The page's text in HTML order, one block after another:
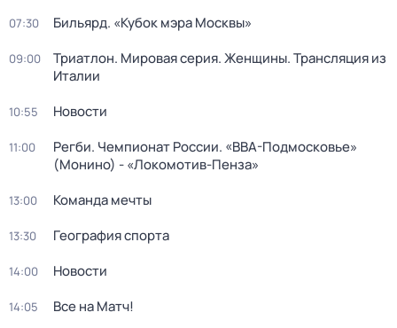
07:30 Бильярд. «Кубок мэра Москвы»
09:00
Триатлон. Мировая серия. Женщины. Трансляция из
Италии
10:55 Новости
11:00
Регби. Чемпионат России. «ВВА-Подмосковье»
(Монино) - «Локомотив-Пенза»
13:00 Команда мечты
13:30 География спорта
14:00 Новости
14:05 Все на Матч!